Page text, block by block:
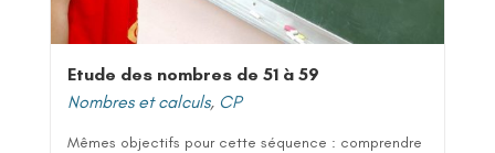
Etude des nombres de 51 à 59
Nombres et calculs, CP
Mêmes objectifs pour cette séquence : comprendre